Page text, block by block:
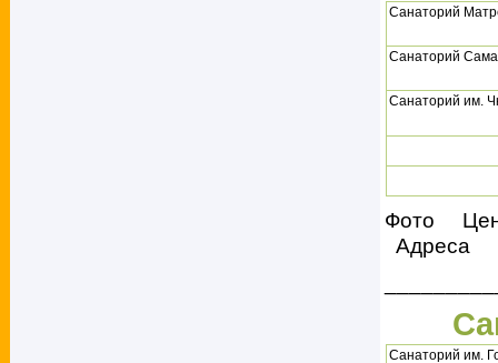
Санаторий
Санаторий
Санаторий им.
Фото
Санаторий им.